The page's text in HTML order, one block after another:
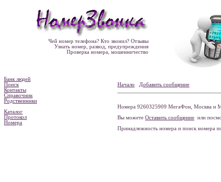
Чей номер телефона? Кто звонил? Отзывы
Узнать номер, развод, предупреждения
Проверка номера, мошенничество
Банк людей
Поиск
Контакты
Справочник
Родственники
Каталог
Протокол
Номера
Начало Добавить сообщение
Номера 9260325909 МегаФон, Москва и
Вы можете Оставить сообщение или
Принадлежность номера и поиск номера